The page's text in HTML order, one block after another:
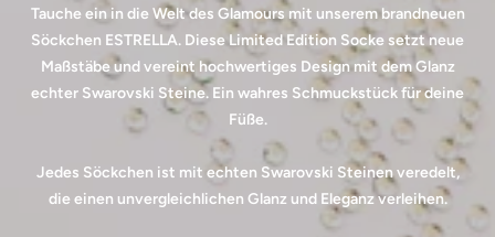
Tauche ein in die Welt des Glamours mit unserem brandneuen
Söckchen ESTRELLA. Diese Limited Edition Socke setzt neue
Maßstäbe und vereint hochwertiges Design mit dem Glanz
echter Swarovski Steine. Ein wahres Schmuckstück für deine
Füße.
Jedes Söckchen ist mit echten Swarovski Steinen veredelt,
die einen unvergleichlichen Glanz und Eleganz verleihen.